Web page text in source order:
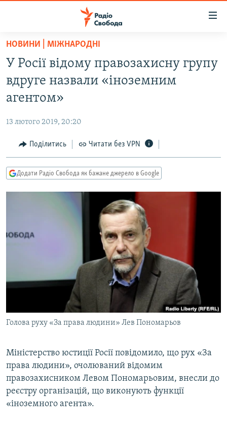
Перейти
основного
матеріалу
Перейти
до
основної
Перейти
до
пошуку
СТАТТІ
СУСПІЛЬСТВО
РОСІЙСЬКА «ФІЛЬТРАЦІЯ»
ДОНБАС.РЕАЛІЇ
ТИ ЯК?
МУЛЬТИМЕДІА
КРИМ РЕАЛІЇ
УКР
КТАТ
ДОЛУЧАЙСЯ!
НОВИНИ | МІЖНАРОДНІ
У Росії відому правозахисну групу
вдруге назвали «іноземним
агентом»
13 лютого 2019, 20:20
Поділитись Читати без VPN
Додати Радіо Свобода як бажане джерело в Google
Голова руху «За права людини» Лев Пономарьов
Міністерство юстиції Росії повідомило, що рух «За
права людини», очолюваний відомим
правозахисником Левом Пономарьовим, внесли до
реєстру організацій, що виконують функції
«іноземного агента».